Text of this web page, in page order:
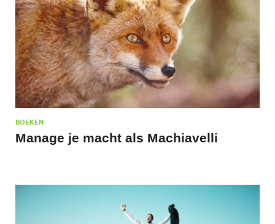
BOEKEN
Manage je macht als Machiavelli